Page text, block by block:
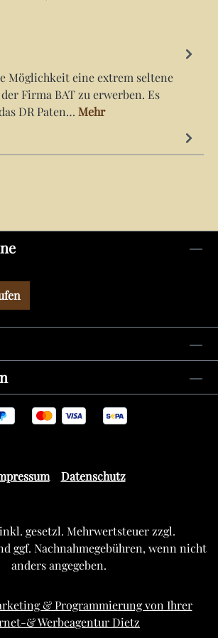
Möglichkeit eine extrem seltene
Firma BAT zu erwerben. Es
DR Paten… Mehr
Datenschutz
gesetzl. Mehrwertsteuer zzgl.
ggf. Nachnahmegebühren, wenn nicht
anders angegeben.
& Programmierung von Ihrer
& Werbeagentur Dietz